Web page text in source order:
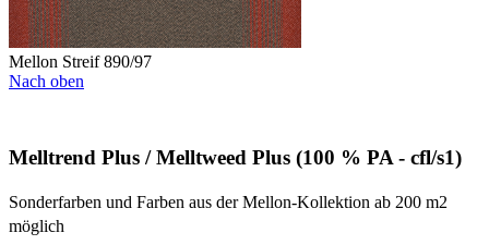
Mellon Streif 890/97
Nach oben
Melltrend Plus / Melltweed Plus (100 % PA - cfl/s1)
Sonderfarben und Farben aus der Mellon-Kollektion ab 200 m2
möglich